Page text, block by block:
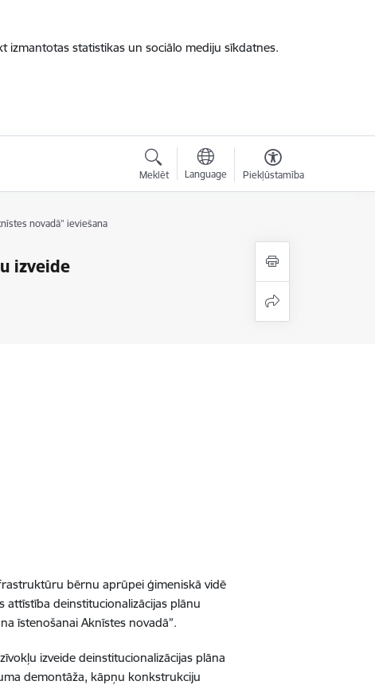
izmantotas statistikas un sociālo mediju sīkdatnes.
Meklēt Language Piekļūstamība
novadā” ieviešana
izveide
ūru bērnu aprūpei ģimeniskā vidē
attīstība deinstitucionalizācijas plānu
naīstenošanai Aknīstes novadā”.
īvokļu izveide deinstitucionalizācijas plāna
demontāža, kāpņu konkstrukciju